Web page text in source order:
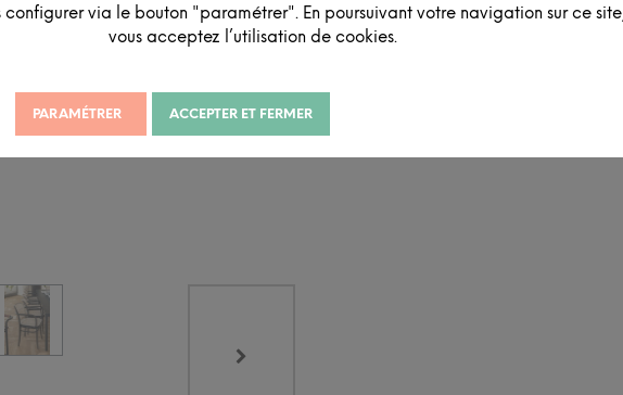
configurer via le bouton "paramétrer". En poursuivant votre navigation sur ce site,
vous acceptez l’utilisation de cookies.
PARAMÉTRER ACCEPTER ET FERMER